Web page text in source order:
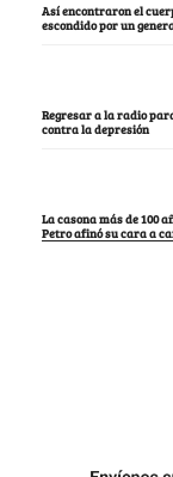
Así encontraron el
escondido por un
Regresar a la radio
contra la depresión
La casona más de 100
Petro afinó su cara a